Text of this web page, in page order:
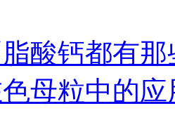
酸钙都有
母粒中的应